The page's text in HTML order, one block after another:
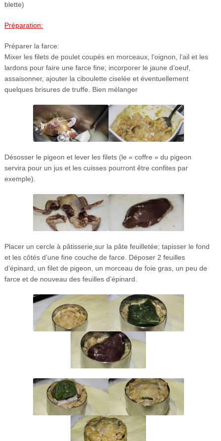
blette)
Préparation:
Préparer la farce:
Mixer les filets de poulet coupés en morceaux, l’oignon, l’ail et les
lardons pour faire une farce fine; incorporer le jaune d’oeuf,
assaisonner, ajouter la ciboulette ciselée et éventuellement
quelques brisures de truffe. Bien mélanger
Désosser le pigeon et lever les filets (le « coffre » du pigeon
servira pour un jus et les cuisses pourront être confites par
exemple).
Placer un cercle à pâtisserie sur la pâte feuilletée; tapisser le fond
et les côtés d’une fine couche de farce. Déposer 2 feuilles
d’épinard, un filet de pigeon, un morceau de foie gras, un peu de
farce et de nouveau des feuilles d’épinard.